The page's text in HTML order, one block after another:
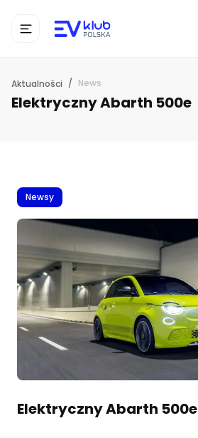
Aktualności / News
Elektryczny Abarth 500e
Newsy
Elektryczny Abarth 500e